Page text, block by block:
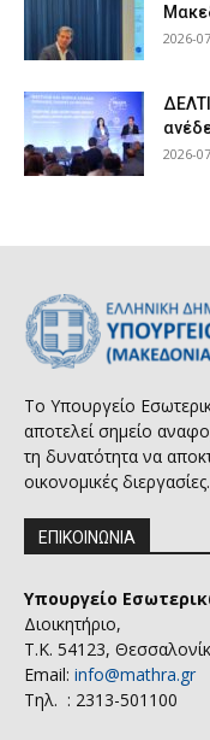
2026-
2026-
Το Υπουργείο
αποτελεί σημείο
τη δυνατότητα να
οικονομικές διεργασίες.
ΕΠΙΚΟΙΝΩΝΙΑ
Υπουργείο
Διοικητήριο,
Τ.Κ. 54123,
Email: info@mathra.gr
Τηλ. : 2313-501100